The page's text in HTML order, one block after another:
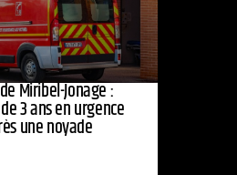
Miribel-Jonage :
3 ans en urgence
une noyade